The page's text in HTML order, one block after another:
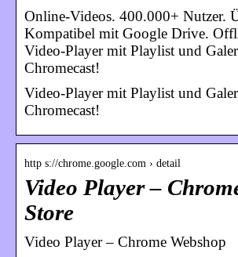
Online-Videos. 400.000+ Nutzer.
Kompatibel mit Google Drive.
Video-Player mit Playlist und
Chromecast!
Video-Player mit Playlist und
Chromecast!
http s://chrome.google.com › detail
Video Player –
Store
Video Player – Chrome Webshop